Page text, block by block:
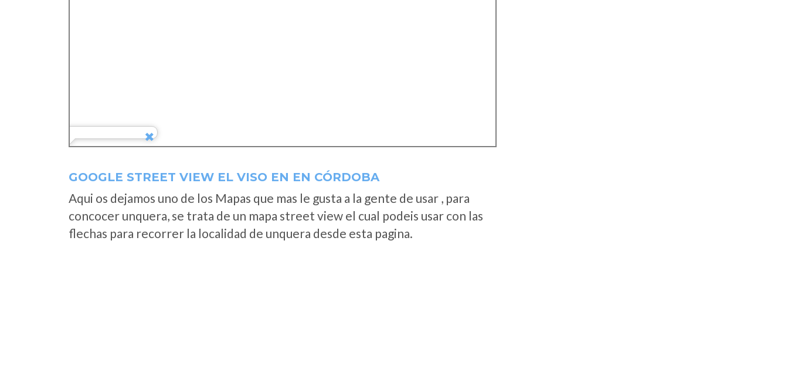
GOOGLE STREET VIEW EL VISO EN EN CÓRDOBA
Aqui os dejamos uno de los Mapas que mas le gusta a la gente de usar , para
concocer unquera, se trata de un mapa street view el cual podeis usar con las
flechas para recorrer la localidad de unquera desde esta pagina.